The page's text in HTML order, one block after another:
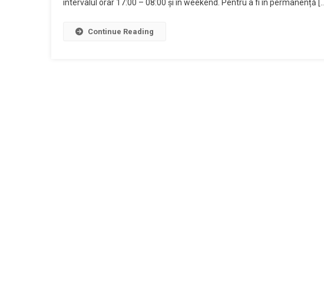
intervalul orar 17:00 – 08:00 și în weekend. Pentru a fi în permanență […]
Continue Reading